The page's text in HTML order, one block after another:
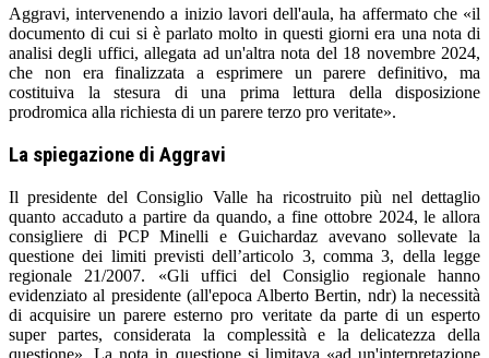
Aggravi, intervenendo a inizio lavori dell'aula, ha affermato che «il
documento di cui si è parlato molto in questi giorni era una nota di
analisi degli uffici, allegata ad un'altra nota del 18 novembre 2024,
che non era finalizzata a esprimere un parere definitivo, ma
costituiva la stesura di una prima lettura della disposizione
prodromica alla richiesta di un parere terzo pro veritate».
La spiegazione di Aggravi
Il presidente del Consiglio Valle ha ricostruito più nel dettaglio
quanto accaduto a partire da quando, a fine ottobre 2024, le allora
consigliere di PCP Minelli e Guichardaz avevano sollevate la
questione dei limiti previsti dell’articolo 3, comma 3, della legge
regionale 21/2007. «Gli uffici del Consiglio regionale hanno
evidenziato al presidente (all'epoca Alberto Bertin, ndr) la necessità
di acquisire un parere esterno pro veritate da parte di un esperto
super partes, considerata la complessità e la delicatezza della
questione». La nota in questione si limitava «ad un'interpretazione